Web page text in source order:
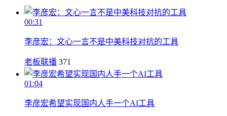
00:31
李彦宏：文心一言不是中美科技对抗的工具
老板联播 371
01:04
李彦宏希望实现国内人手一个AI工具